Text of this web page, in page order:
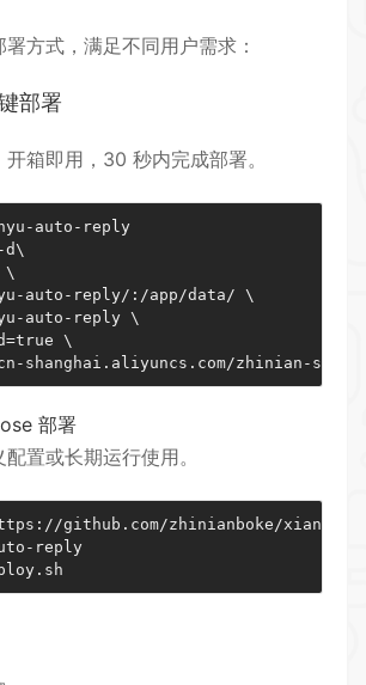
方式，满足不同用户需求：
部署
箱即用，30 秒内完成部署。
auto-reply
\
- auto - reply/ : /app/data/ \
- auto - reply \
=true \
shanghai.aliyuncs.com/zhinian-
部署
置或长期运行使用。
github.com/zhinianboke/xianyu-
reply